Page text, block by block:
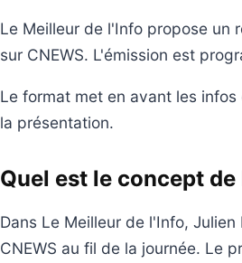
Le Meilleur de l'Info propose un
sur CNEWS. L'émission est
Le format met en avant les
la présentation.
Quel est le concept
Dans Le Meilleur de l'Info,
CNEWS au fil de la journée. Le